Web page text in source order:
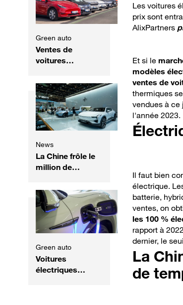
Green auto
Ventes de
voitures
quelles
perspectives
mondiales pour
2026 ?
News
La Chine frôle le
million de
exportées en un
mois : un record
qui confirme son
ambition
mondiale
Green auto
Voitures
électriques
Les voitures
prix sont
AlixPartners
Et si le
modèles
ventes de
thermiques
vendues à ce
l'année 2023.
Il faut bien
électrique.
batterie,
ventes, on
les 100 %
rapport à
dernier, le
La
de